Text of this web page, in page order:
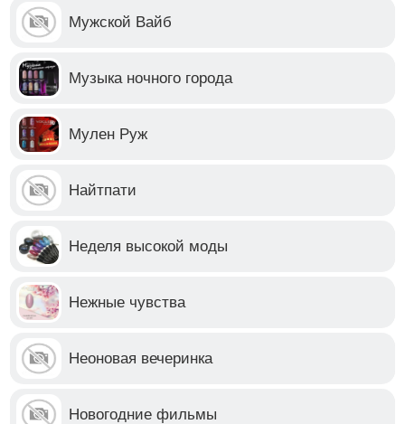
Мужской Вайб
Музыка ночного города
Мулен Руж
Найтпати
Неделя высокой моды
Нежные чувства
Неоновая вечеринка
Новогодние фильмы